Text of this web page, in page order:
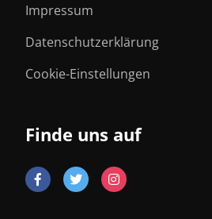
Impressum
Datenschutzerklärung
Cookie-Einstellungen
Finde uns auf